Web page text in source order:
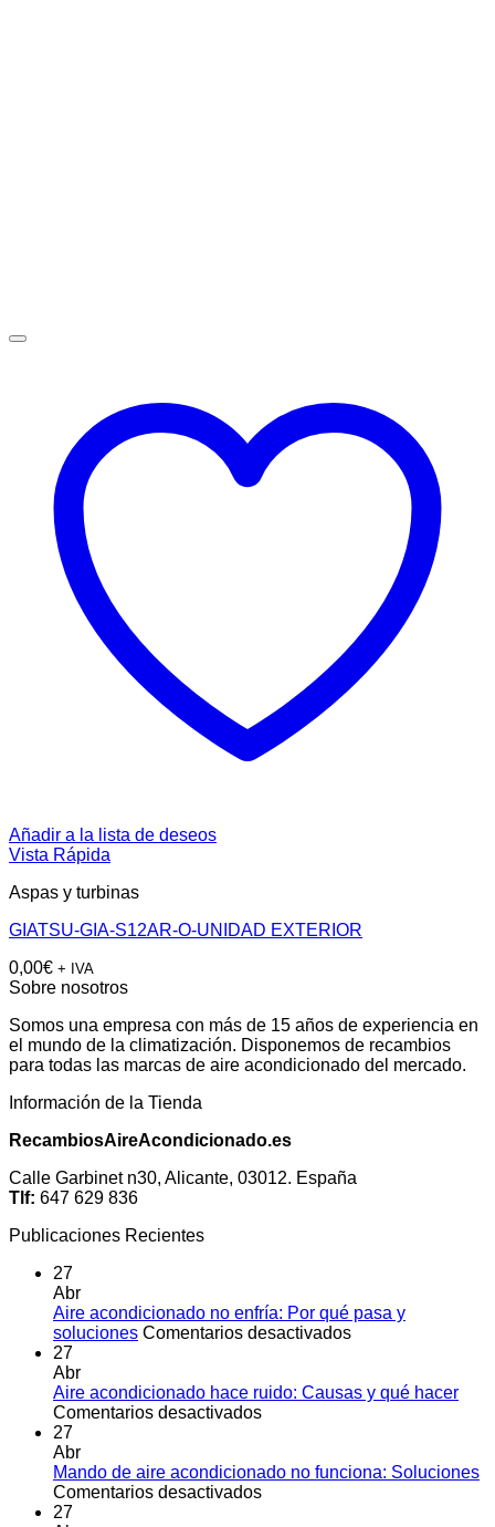
Añadir a la lista de deseos
Vista Rápida
Aspas y turbinas
GIATSU-GIA-S12AR-O-UNIDAD EXTERIOR
0,00€ + IVA
Sobre nosotros
Somos una empresa con más de 15 años de experiencia en
el mundo de la climatización. Disponemos de recambios
para todas las marcas de aire acondicionado del mercado.
Información de la Tienda
RecambiosAireAcondicionado.es
Calle Garbinet n30, Alicante, 03012. España
Tlf: 647 629 836
Publicaciones Recientes
27
Abr
Aire acondicionado no enfría: Por qué pasa y
soluciones Comentarios desactivadosen
no
pasa
27
Abr
Aire acondicionado hace ruido: Causas y qué hacer
Comentarios desactivadosen
hace
ruido:
27
Abr
Mando de aire acondicionado no funciona: Soluciones
Comentarios desactivadosen
27